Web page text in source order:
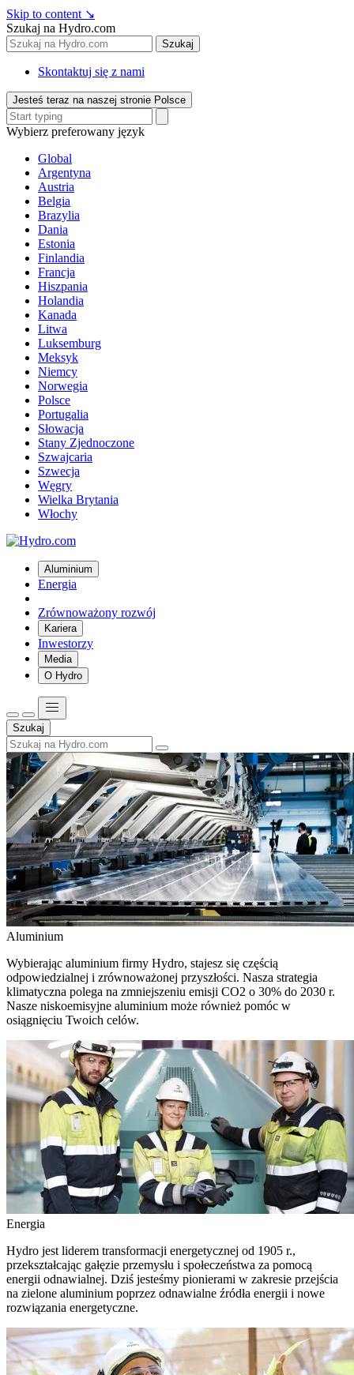
Skip to content ↘
Szukaj na Hydro.com
Szukaj
Skontaktuj się z nami
Jesteś teraz na naszej stronie Polsce
Wybierz preferowany język
Global
Argentyna
Austria
Belgia
Brazylia
Dania
Estonia
Finlandia
Francja
Hiszpania
Holandia
Kanada
Litwa
Luksemburg
Meksyk
Niemcy
Norwegia
Polsce
Portugalia
Słowacja
Stany Zjednoczone
Szwajcaria
Szwecja
Węgry
Wielka Brytania
Włochy
Aluminium
Energia
Zrównoważony rozwój
Kariera
Inwestorzy
Media
O Hydro
Szukaj
Aluminium
Wybierając aluminium firmy Hydro, stajesz się częścią
odpowiedzialnej i zrównoważonej przyszłości. Nasza strategia
klimatyczna polega na zmniejszeniu emisji CO2 o 30% do 2030 r.
Nasze niskoemisyjne aluminium może również pomóc w
osiągnięciu Twoich celów.
Energia
Hydro jest liderem transformacji energetycznej od 1905 r.,
przekształcając gałęzie przemysłu i społeczeństwa za pomocą
energii odnawialnej. Dziś jesteśmy pionierami w zakresie przejścia
na zielone aluminium poprzez odnawialne źródła energii i nowe
rozwiązania energetyczne.